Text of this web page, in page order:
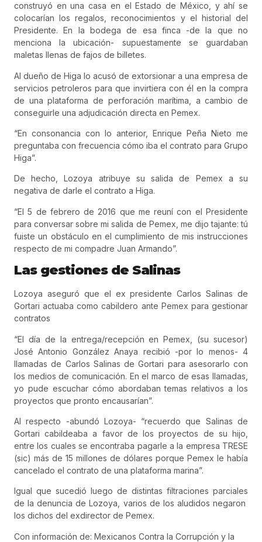
construyó en una casa en el Estado de México, y ahí se
colocarían los regalos, reconocimientos y el historial del
Presidente. En la bodega de esa finca -de la que no
menciona la ubicación- supuestamente se guardaban
maletas llenas de fajos de billetes.
Al dueño de Higa lo acusó de extorsionar a una empresa de
servicios petroleros para que invirtiera con él en la compra
de una plataforma de perforación marítima, a cambio de
conseguirle una adjudicación directa en Pemex.
“En consonancia con lo anterior, Enrique Peña Nieto me
preguntaba con frecuencia cómo iba el contrato para Grupo
Higa”.
De hecho, Lozoya atribuye su salida de Pemex a su
negativa de darle el contrato a Higa.
“El 5 de febrero de 2016 que me reuní con el Presidente
para conversar sobre mi salida de Pemex, me dijo tajante: tú
fuiste un obstáculo en el cumplimiento de mis instrucciones
respecto de mi compadre Juan Armando”.
Las gestiones de Salinas
Lozoya aseguró que el ex presidente Carlos Salinas de
Gortari actuaba como cabildero ante Pemex para gestionar
contratos
“El día de la entrega/recepción en Pemex, (su sucesor)
José Antonio González Anaya recibió -por lo menos- 4
llamadas de Carlos Salinas de Gortari para asesorarlo con
los medios de comunicación. En el marco de esas llamadas,
yo pude escuchar cómo abordaban temas relativos a los
proyectos que pronto encausarían”.
Al respecto -abundó Lozoya- “recuerdo que Salinas de
Gortari cabildeaba a favor de los proyectos de su hijo,
entre los cuales se encontraba pagarle a la empresa TRESE
(sic) más de 15 millones de dólares porque Pemex le había
cancelado el contrato de una plataforma marina”.
Igual que sucedió luego de distintas filtraciones parciales
de la denuncia de Lozoya, varios de los aludidos negaron
los dichos del exdirector de Pemex.
Con información de: Mexicanos Contra la Corrupción y la